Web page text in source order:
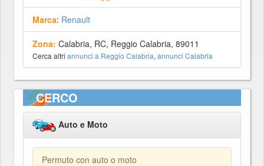
Marca: Renault
Zona: Calabria, RC, Reggio Calabria, 89011
Cerca altri annunci a Reggio Calabria, annunci Calabria
CERCO
Auto e Moto
Permuto con auto o moto